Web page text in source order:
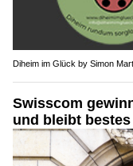
Diheim im Glück by Simon
Swisscom
und bleibt